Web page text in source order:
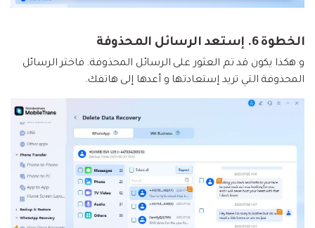
الخطوة 6. إستعد الرسائل المحذوفة
و هكذا يكون قد تم العثور على الرسائل المحذوفة. فاختر الرسائل
المحذوفة التي تريد إستعادتها و أعدها إلى هاتفك.